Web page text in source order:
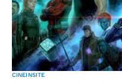
CINEINSITE